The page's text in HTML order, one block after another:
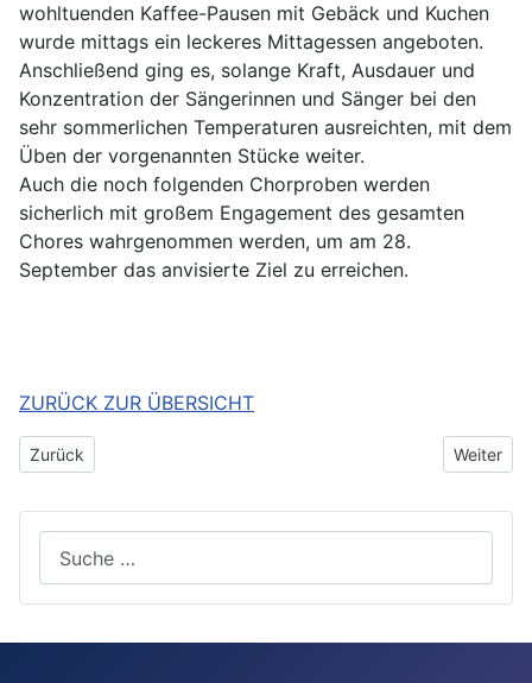
wohltuenden Kaffee-Pausen mit Gebäck und Kuchen
wurde mittags ein leckeres Mittagessen angeboten.
Anschließend ging es, solange Kraft, Ausdauer und
Konzentration der Sängerinnen und Sänger bei den
sehr sommerlichen Temperaturen ausreichten, mit dem
Üben der vorgenannten Stücke weiter.
Auch die noch folgenden Chorproben werden
sicherlich mit großem Engagement des gesamten
Chores wahrgenommen werden, um am 28.
September das anvisierte Ziel zu erreichen.
ZURÜCK ZUR ÜBERSICHT
Vorheriger Beitrag: Das Jahr 2019 - Stünzel Fotos
Zurück Nächster
Weiter